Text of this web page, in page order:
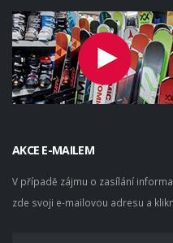
AKCE E-MAILEM
V případě zájmu o zasílání
zde svoji e-mailovou adresu a